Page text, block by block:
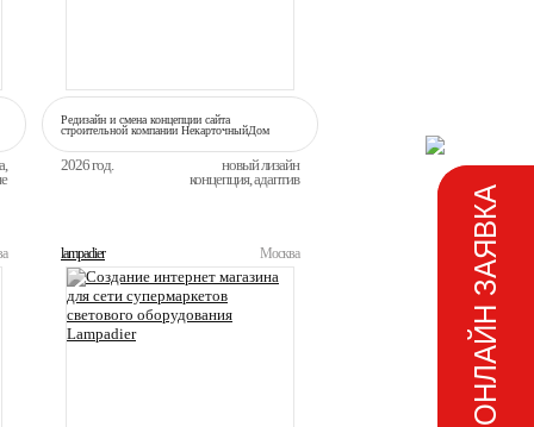
ОНЛАЙН ЗАЯВКА
Редизайн и смена концепции сайта
строительной компании НекарточныйДом
2026 год.
новый лизайн
концепция, адаптив
lampadier Москва